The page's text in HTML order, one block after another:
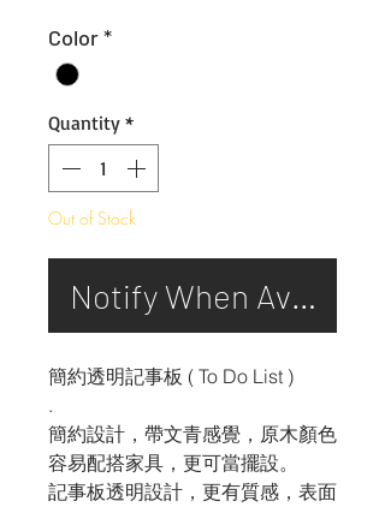
Color*
Quantity *
Out of Stock
Notify When Available
簡約透明記事板 ( To Do List )
.
簡約設計，帶文青感覺，原木顏色
容易配搭家具，更可當擺設。
記事板透明設計，更有質感，表面